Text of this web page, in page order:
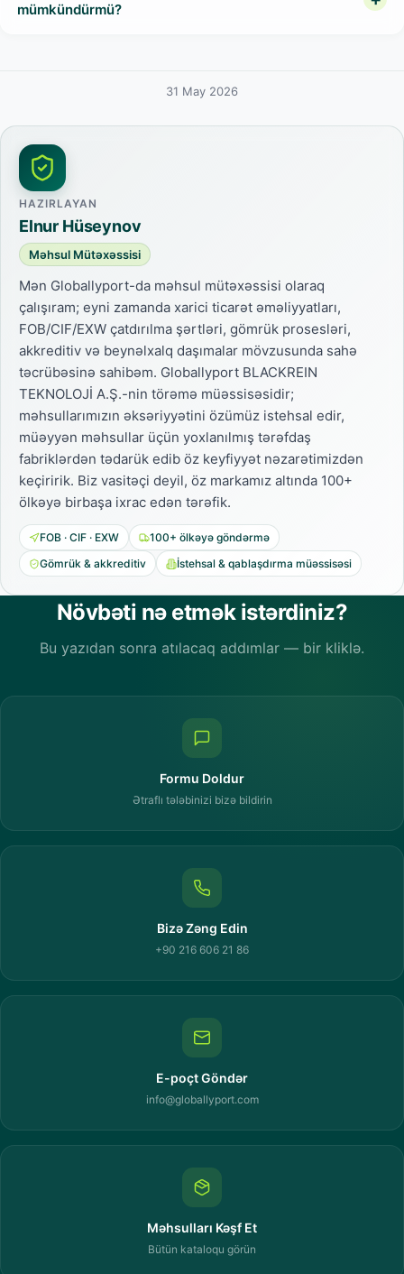
mümkündürmü?
31 May 2026
HAZIRLAYAN
Elnur Hüseynov
Məhsul Mütəxəssisi
Mən Globallyport-da məhsul mütəxəssisi olaraq
çalışıram; eyni zamanda xarici ticarət əməliyyatları,
FOB/CIF/EXW çatdırılma şərtləri, gömrük prosesləri,
akkreditiv və beynəlxalq daşımalar mövzusunda sahə
təcrübəsinə sahibəm. Globallyport BLACKREIN
TEKNOLOJİ A.Ş.-nin törəmə müəssisəsidir;
məhsullarımızın əksəriyyətini özümüz istehsal edir,
müəyyən məhsullar üçün yoxlanılmış tərəfdaş
fabriklərdən tədarük edib öz keyfiyyət nəzarətimizdən
keçiririk. Biz vasitəçi deyil, öz markamız altında 100+
ölkəyə birbaşa ixrac edən tərəfik.
FOB · CIF · EXW
100+ ölkəyə göndərmə
Gömrük & akkreditiv
İstehsal & qablaşdırma müəssisəsi
Növbəti nə etmək istərdiniz?
Bu yazıdan sonra atılacaq addımlar — bir kliklə.
Formu Doldur
Ətraflı tələbinizi bizə bildirin
Bizə Zəng Edin
+90 216 606 21 86
E-poçt Göndər
info@globallyport.com
Məhsulları Kəşf Et
Bütün kataloqu görün